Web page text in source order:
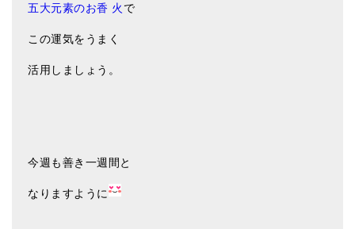
五大元素のお香 火 で
この運気をうまく
活用しましょう。
今週も善き一週間と
なりますように